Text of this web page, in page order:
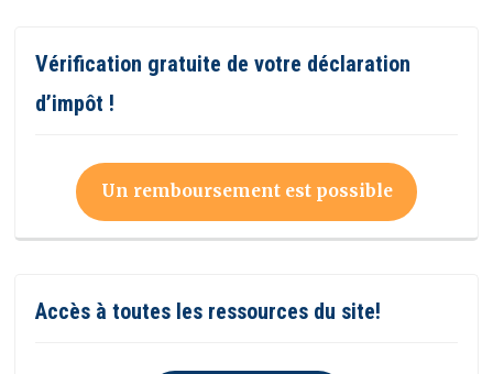
Vérification gratuite de votre déclaration
d’impôt !
Un remboursement est possible
Accès à toutes les ressources du site!